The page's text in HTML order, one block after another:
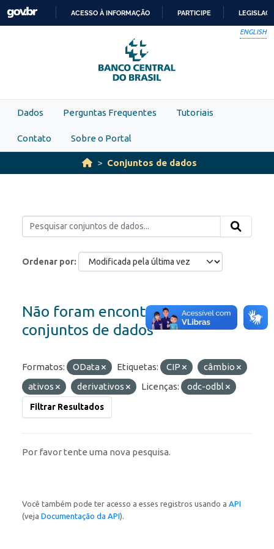
Skip to main content
PARA
O
CONTEÚDO
ACESSO À INFORMAÇÃO PARTICIPE
ENGLISH
Dados Perguntas Frequentes Tutoriais
Contato Sobre o Portal
Conjuntos de dados
Ordenar por
Não foram encontrados
conjuntos de dados
Formatos: OData Etiquetas: CIP
câmbio
ativos
derivativos Licenças: odc-odbl
Filtrar Resultados
Por favor tente uma nova pesquisa.
Você também pode ter acesso a esses registros usando a API
(veja Documentação da API).